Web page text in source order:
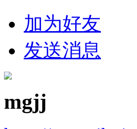
加为好友
发送消息
mgjj